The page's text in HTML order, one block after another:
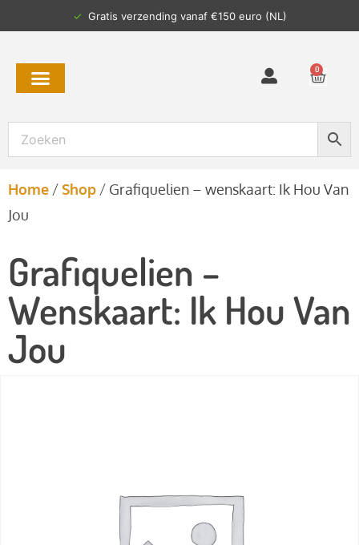
✓ Gratis verzending vanaf €150 euro (NL)
0
Home / Shop / Grafiquelien – wenskaart: Ik Hou Van
Jou
Grafiquelien –
Wenskaart: Ik Hou Van
Jou